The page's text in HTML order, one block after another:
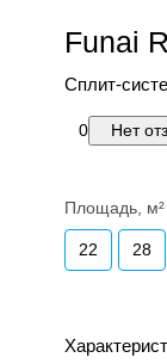
Funai
Сплит-
0 Нет
Площадь, м²
22 28